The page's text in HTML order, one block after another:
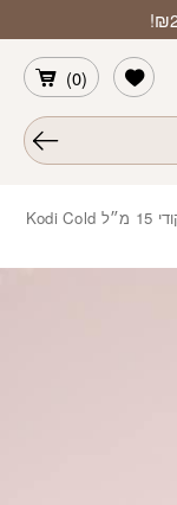
(
0
)
הרשימה שלי
/ ג׳ל בניה טבעי קודי 15 מ״ל Kodi Cold